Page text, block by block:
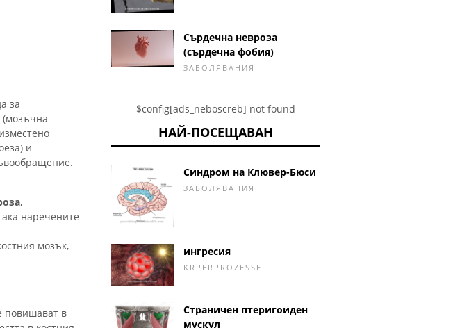
за
(мозъчна
и
,
наречените
мозък,
повишават в
Сърдечна невроза
(сърдечна фобия)
ЗАБОЛЯВАНИЯ
$config[ads_neboscreb] not found
НАЙ-ПОСЕЩАВАН
Синдром на Клювер-Бюси
ЗАБОЛЯВАНИЯ
ингресия
KRPERPROZESSE
Страничен птеригоиден
мускул